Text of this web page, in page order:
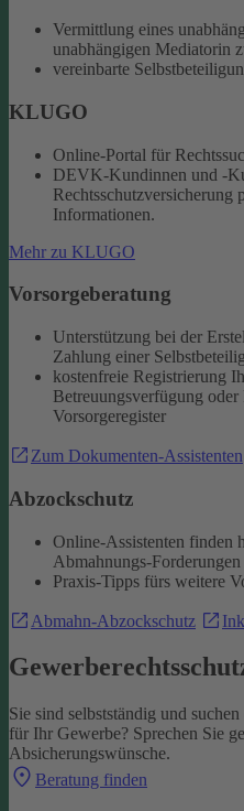
Vermittlung eines
unabhängigen Mediatorin
vereinbarte
KLUGO
Online-Portal für
DEVK-Kundinnen und -
Rechtsschutzversicherung
Informationen.
Mehr zu KLUGO
Vorsorgeberatung
Unterstützung bei der
Zahlung einer
kostenfreie Registrierung
Betreuungsverfügung
Vorsorgeregister
Zum Dokumenten-Assistenten
Abzockschutz
Online-Assistenten finden
Abmahnungs-Forderungen
Praxis-Tipps fürs weitere
Abmahn-Abzockschutz
Sie sind selbstständig und
für Ihr Gewerbe? Sprechen Sie
Absicherungswünsche.
Beratung finden